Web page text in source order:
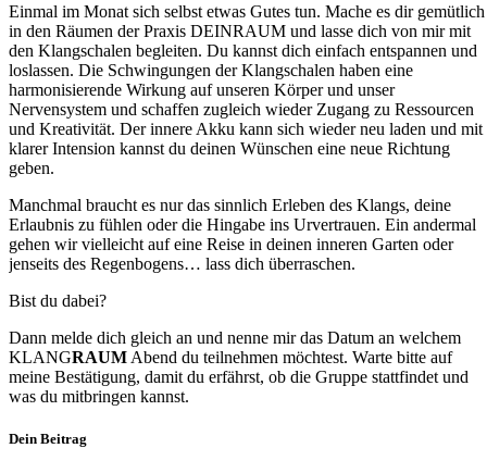
Einmal im Monat sich selbst etwas Gutes tun. Mache es dir gemütlich
in den Räumen der Praxis DEINRAUM und lasse dich von mir mit
den Klangschalen begleiten. Du kannst dich einfach entspannen und
loslassen. Die Schwingungen der Klangschalen haben eine
harmonisierende Wirkung auf unseren Körper und unser
Nervensystem und schaffen zugleich wieder Zugang zu Ressourcen
und Kreativität. Der innere Akku kann sich wieder neu laden und mit
klarer Intension kannst du deinen Wünschen eine neue Richtung
geben.
Manchmal braucht es nur das sinnlich Erleben des Klangs, deine
Erlaubnis zu fühlen oder die Hingabe ins Urvertrauen. Ein andermal
gehen wir vielleicht auf eine Reise in deinen inneren Garten oder
jenseits des Regenbogens… lass dich überraschen.
Bist du dabei?
Dann melde dich gleich an und nenne mir das Datum an welchem
KLANGRAUM Abend du teilnehmen möchtest. Warte bitte auf
meine Bestätigung, damit du erfährst, ob die Gruppe stattfindet und
was du mitbringen kannst.
Dein Beitrag